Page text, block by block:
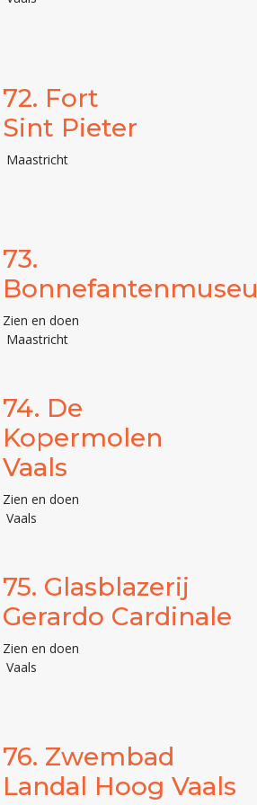
72. Fort
Sint Pieter
Maastricht
73.
Zien en doen
Maastricht
74. De
Kopermolen
Vaals
Zien en doen
Vaals
75. Glasblazerij
Gerardo Cardinale
Zien en doen
Vaals
76. Zwembad
Landal Hoog Vaals